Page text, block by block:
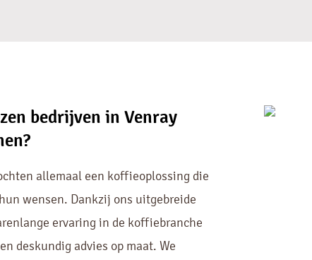
bedrijven in Venray
allemaal een koffieoplossing die
wensen. Dankzij ons uitgebreide
ervaring in de koffiebranche
deskundig advies op maat. We